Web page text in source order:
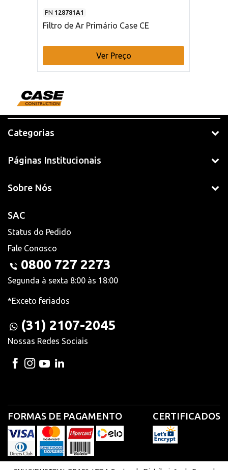
PN 128781A1
Filtro de Ar Primário Case CE
Ver Preço
Categorias
Páginas Institucionais
Sobre Nós
SAC
Status do Pedido
Fale Conosco
0800 727 2273
Segunda à sexta 8:00 às 18:00
*Exceto feriados
(31) 2107-2045
Nossas Redes Sociais
FORMAS DE PAGAMENTO CERTIFICADOS